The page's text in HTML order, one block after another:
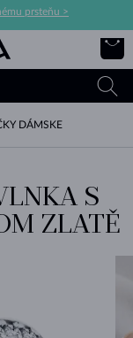
prsteňu >
DÁMSKE
S
ZLATĚ